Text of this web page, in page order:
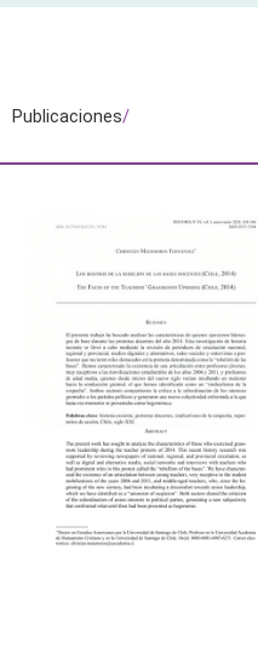
Publicaciones/